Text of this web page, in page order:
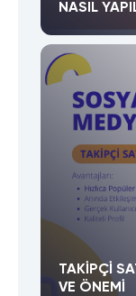
NASIL
TAKIPÇI
VE ÖNEMI